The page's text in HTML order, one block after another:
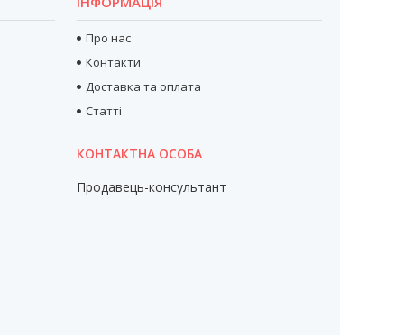
Про нас
Контакти
Доставка та оплата
Статті
Продавець-консультант